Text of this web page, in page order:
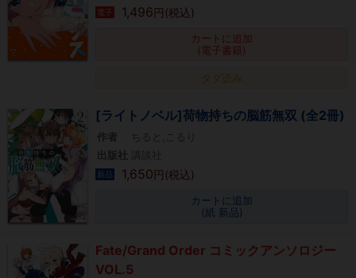
電子 1,496円(税込)
カートに追加
(電子書籍)
タダ読み
[ライトノベル]荷物持ちの脳筋無双 (全2冊)
作者
ちると,こるり
出版社
講談社
新品 1,650円(税込)
カートに追加
(紙 新品)
Fate/Grand Order コミックアンソロジー
VOL.5